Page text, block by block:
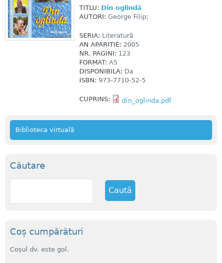
TITLU: Din oglindă
AUTORI: George Filip;
SERIA: Literatură
AN APARITIE: 2005
NR. PAGINI: 123
FORMAT: A5
DISPONIBILA: Da
ISBN: 973-7710-52-5
CUPRINS: din_oglinda.pdf
Biblioteca virtuală
Căutare
C
Coș cumpărături
Coșul dv. este gol.